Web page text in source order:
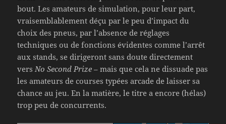
bout. Les amateurs de simulation, pour leur part,
vraisemblablement déçu par le peu d’impact du
choix des pneus, par l’absence de réglages
techniques ou de fonctions évidentes comme l’arrêt
aux stands, se dirigeront sans doute directement
vers No Second Prize – mais que cela ne dissuade pas
les amateurs de courses typées arcade de laisser sa
chance au jeu. En la matière, le titre a encore (hélas)
trop peu de concurrents.